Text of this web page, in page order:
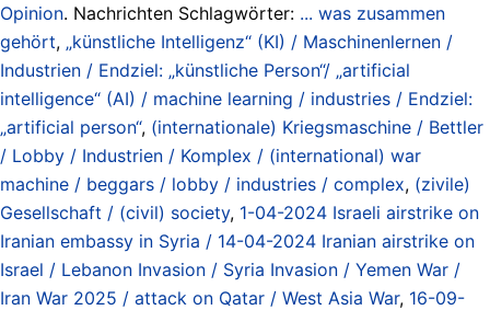
Opinion. Nachrichten Schlagwörter: ... was zusammen
gehört, „künstliche Intelligenz“ (KI) / Maschinenlernen /
Industrien / Endziel: „künstliche Person“/ „artificial
intelligence“ (AI) / machine learning / industries / Endziel:
„artificial person“, (internationale) Kriegsmaschine / Bettler
/ Lobby / Industrien / Komplex / (international) war
machine / beggars / lobby / industries / complex, (zivile)
Gesellschaft / (civil) society, 1-04-2024 Israeli airstrike on
Iranian embassy in Syria / 14-04-2024 Iranian airstrike on
Israel / Lebanon Invasion / Syria Invasion / Yemen War /
Iran War 2025 / attack on Qatar / West Asia War, 16-09-